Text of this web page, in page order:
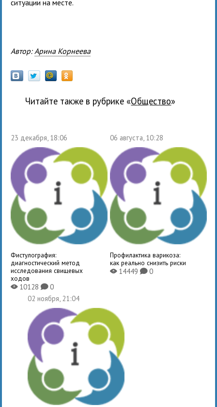
ситуации на месте.
Автор: Арина Корнеева
Читайте также в рубрике « общество»
23 декабря, 18:06
Фистулография:
диагностический метод
исследования свищевых
ходов
X10128K0
06 августа, 10:28
Профилактика варикоза:
как реально снизить риски
X14449 K0
02 ноября, 21:04